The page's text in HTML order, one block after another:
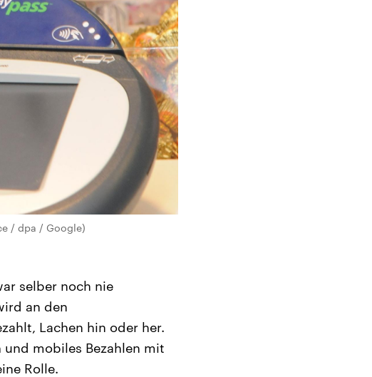
/ dpa / Google)
selber noch nie
an den
Lachen hin oder her.
mobiles Bezahlen mit
Rolle.